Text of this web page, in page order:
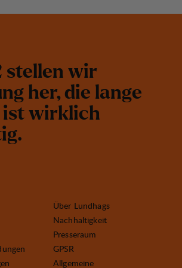
stellen wir
ng her, die lange
ist wirklich
ig.
Über Lundhags
Nachhaltigkeit
Presseraum
GPSR
Allgemeine